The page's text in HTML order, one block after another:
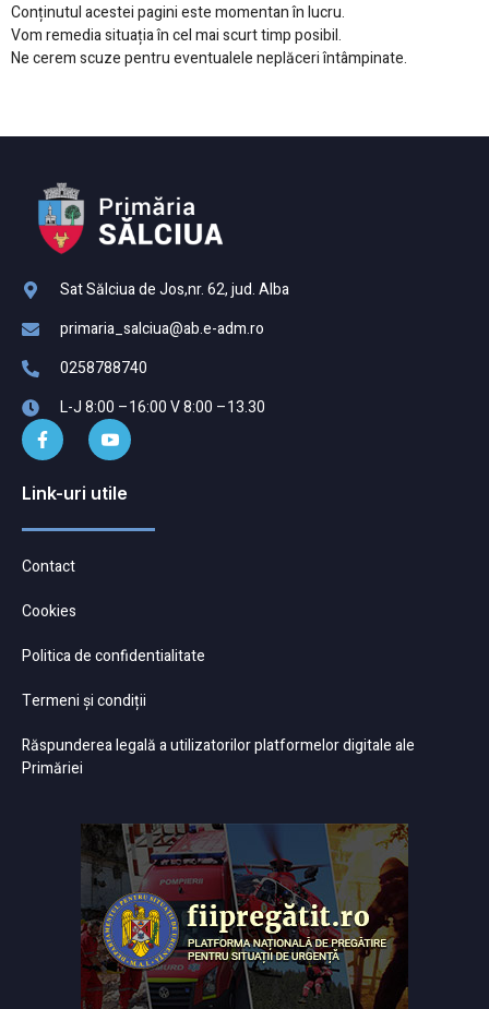
Conținutul acestei pagini este momentan în lucru.
Vom remedia situația în cel mai scurt timp posibil.
Ne cerem scuze pentru eventualele neplăceri întâmpinate.
Sat Sălciua de Jos,nr. 62, jud. Alba
primaria_salciua@ab.e-adm.ro
0258788740
L-J 8:00 –16:00 V 8:00 –13.30
Link-uri utile
Contact
Cookies
Politica de confidentialitate
Termeni și condiții
Răspunderea legală a utilizatorilor platformelor digitale ale
Primăriei